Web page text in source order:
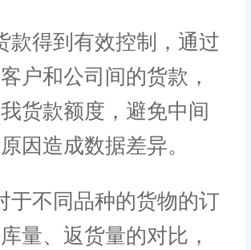
得到有效控制，通过
户和公司间的货款，
货款额度，避免中间
因造成数据差异。
不同品种的货物的订
量、返货量的对比，